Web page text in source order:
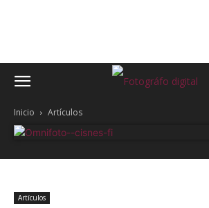
Inicio Artículos
Artículos